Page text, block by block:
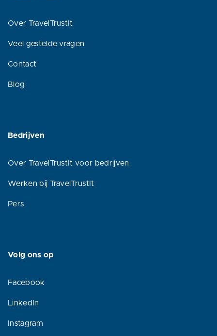
Over TravelTrustIt
Veel gestelde vragen
Contact
Blog
Bedrijven
Over TravelTrustIt voor bedrijven
Werken bij TravelTrustIt
Pers
Volg ons op
Facebook
LinkedIn
Instagram